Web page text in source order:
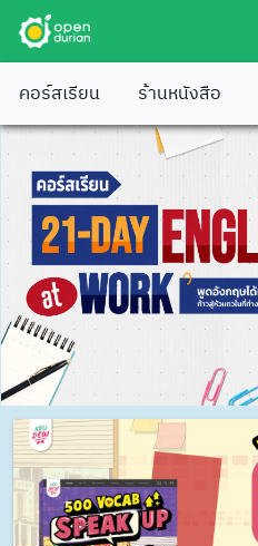
คอร์สเรียน ร้านหนังสือ